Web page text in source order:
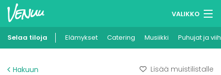
VALIKKO
Muistilistasi
Selaa tiloja Elämykset Catering Musiikki Puhujat ja
Hakuun Lisää muistilistalle